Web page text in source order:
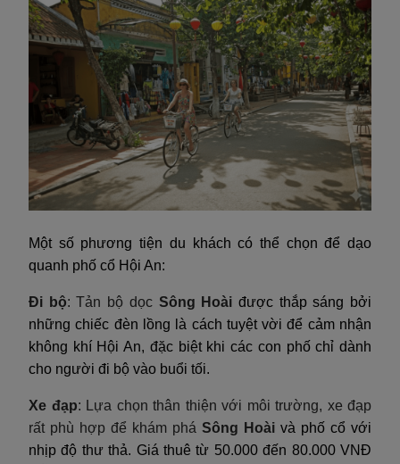
Một số phương tiện du khách có thể chọn để dạo
quanh phố cổ Hội An:
Đi bộ: Tản bộ dọc Sông Hoài được thắp sáng bởi
những chiếc đèn lồng là cách tuyệt vời để cảm nhận
không khí Hội An, đặc biệt khi các con phố chỉ dành
cho người đi bộ vào buổi tối.
Xe đạp: Lựa chọn thân thiện với môi trường, xe đạp
rất phù hợp để khám phá Sông Hoài và phố cổ với
nhịp độ thư thả. Giá thuê từ 50.000 đến 80.000 VNĐ